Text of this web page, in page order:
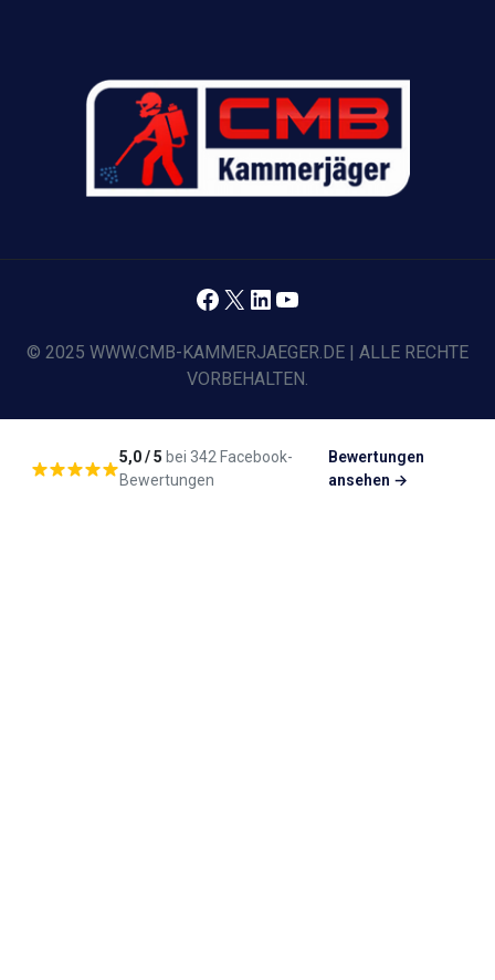
© 2025 WWW.CMB-KAMMERJAEGER.DE | ALLE RECHTE
VORBEHALTEN.
Facebook
X LinkedIn
YouTube
5,0 / 5 bei 342 Facebook-
Bewertungen
Bewertungen
ansehen →